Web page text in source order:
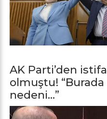
AK Parti’den
olmuştu!
nedeni…”